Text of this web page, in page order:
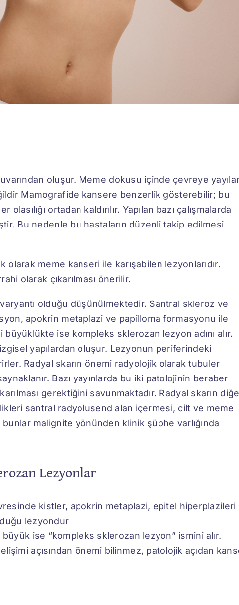
oluşur. Meme dokusu içinde çevreye
Mamografide kansere benzerlik gösterebilir; bu
ortadan kaldırılır. Yapılan bazı çalışmalarda
Bu nedenle bu hastaların düzenli takip edilmesi
meme kanseri ile karışabilen lezyonlarıdır.
olarak çıkarılması önerilir.
olduğu düşünülmektedir. Santral skleroz ve
apokrin metaplazi ve papilloma formasyonu ile
ise kompleks sklerozan lezyon adını alır.
yapılardan oluşur. Lezyonun periferindeki
Radyal skarın önemi radyolojik olarak tubuler
Bazı yayınlarda bu iki patolojinin beraber
gerektiğini savunmaktadır. Radyal skarın
santral radyolusend alan içermesi, cilt ve meme
bunlar malignite yönünden klinik şüphe varlığında
Lezyonlar
kistler, apokrin metaplazi, epitel hiperplazileri
lezyondur
büyük ise “kompleks sklerozan lezyon” ismini alır.
açısından önemi bilinmez, patolojik açıdan